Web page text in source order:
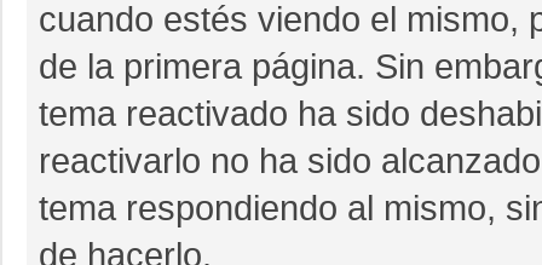
cuando estés viendo el mismo,
de la primera página. Sin
tema reactivado ha sido
reactivarlo no ha sido
tema respondiendo al mismo,
de hacerlo.